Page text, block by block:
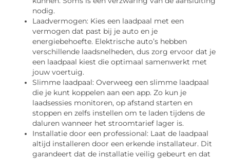
nodig.
Laadvermogen: Kies een laadpaal met een
vermogen dat past bij je auto en je
energiebehoefte. Elektrische auto’s hebben
verschillende laadsnelheden, dus zorg ervoor dat je
een laadpaal kiest die optimaal samenwerkt met
jouw voertuig.
Slimme laadpaal: Overweeg een slimme laadpaal
die je kunt koppelen aan een app. Zo kun je
laadsessies monitoren, op afstand starten en
stoppen en zelfs instellen om te laden tijdens de
daluren wanneer het stroomtarief lager is.
Installatie door een professional: Laat de laadpaal
altijd installeren door een erkende installateur. Dit
garandeert dat de installatie veilig gebeurt en dat